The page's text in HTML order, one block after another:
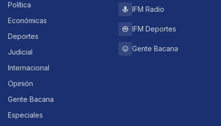
Política
Económicas
Deportes
Judicial
Internacional
Opinión
Gente Bacana
Especiales
IFM Radio
IFM Deportes
Gente Bacana